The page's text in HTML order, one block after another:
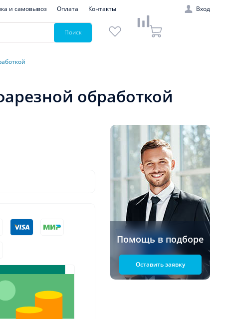
и самовывоз Оплата Контакты Вход
Поиск
обработкой
Помощь в подборе
Оставить заявку